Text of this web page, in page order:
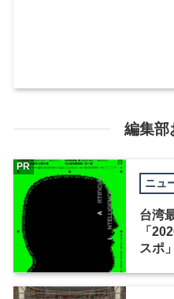
編集部
ニュ
台湾
「
スポ
PR